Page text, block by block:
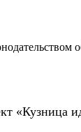
«Кузница